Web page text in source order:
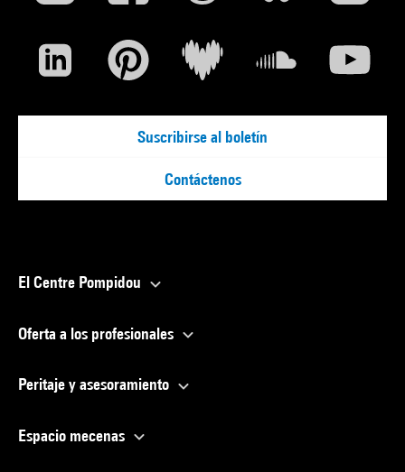
Suscribirse al boletín
Contáctenos
El Centre Pompidou
Oferta a los profesionales
Peritaje y asesoramiento
Espacio mecenas